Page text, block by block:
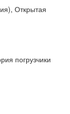
Открытая
погрузчики